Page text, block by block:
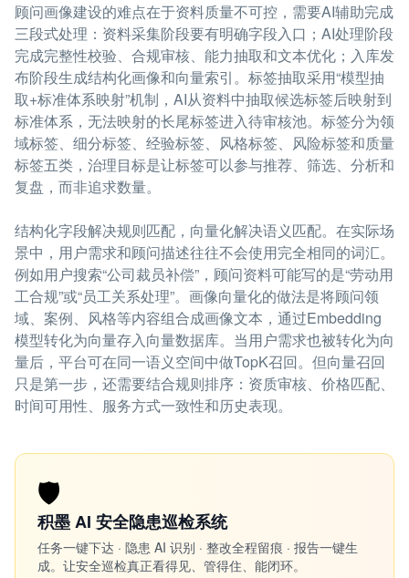
顾问画像建设的难点在于资料质量不可控，需要AI辅助完成
三段式处理：资料采集阶段要有明确字段入口；AI处理阶段
完成完整性校验、合规审核、能力抽取和文本优化；入库发
布阶段生成结构化画像和向量索引。标签抽取采用“模型抽
取+标准体系映射”机制，AI从资料中抽取候选标签后映射到
标准体系，无法映射的长尾标签进入待审核池。标签分为领
域标签、细分标签、经验标签、风格标签、风险标签和质量
标签五类，治理目标是让标签可以参与推荐、筛选、分析和
复盘，而非追求数量。
结构化字段解决规则匹配，向量化解决语义匹配。在实际场
景中，用户需求和顾问描述往往不会使用完全相同的词汇。
例如用户搜索“公司裁员补偿”，顾问资料可能写的是“劳动用
工合规”或“员工关系处理”。画像向量化的做法是将顾问领
域、案例、风格等内容组合成画像文本，通过Embedding
模型转化为向量存入向量数据库。当用户需求也被转化为向
量后，平台可在同一语义空间中做TopK召回。但向量召回
只是第一步，还需要结合规则排序：资质审核、价格匹配、
时间可用性、服务方式一致性和历史表现。
🛡️
积墨 AI 安全隐患巡检系统
任务一键下达 · 隐患 AI 识别 · 整改全程留痕 · 报告一键生
成。让安全巡检真正看得见、管得住、能闭环。